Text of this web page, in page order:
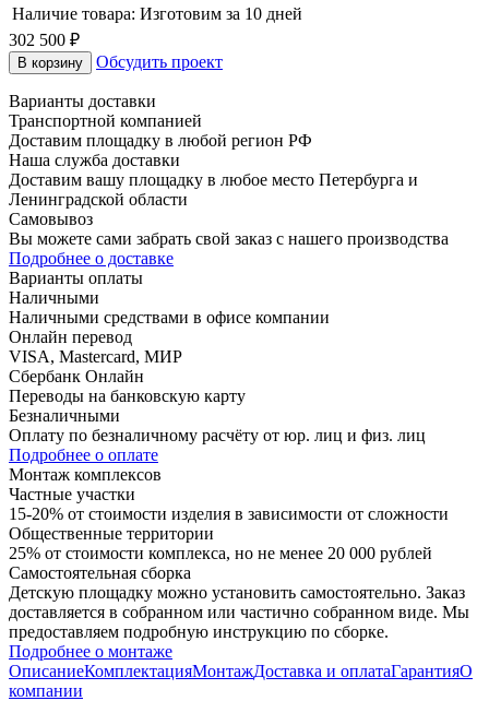
Наличие товара: Изготовим за 10 дней
302 500 ₽
В корзину Обсудить проект
Варианты доставки
Транспортной компанией
Доставим площадку в любой регион РФ
Наша служба доставки
Доставим вашу площадку в любое место Петербурга и
Ленинградской области
Самовывоз
Вы можете сами забрать свой заказ с нашего производства
Подробнее о доставке
Варианты оплаты
Наличными
Наличными средствами в офисе компании
Онлайн перевод
VISA, Mastercard, МИР
Сбербанк Онлайн
Переводы на банковскую карту
Безналичными
Оплату по безналичному расчёту от юр. лиц и физ. лиц
Подробнее о оплате
Монтаж комплексов
Частные участки
15-20% от стоимости изделия в зависимости от сложности
Общественные территории
25% от стоимости комплекса, но не менее 20 000 рублей
Самостоятельная сборка
Детскую площадку можно установить самостоятельно. Заказ
доставляется в собранном или частично собранном виде. Мы
предоставляем подробную инструкцию по сборке.
Подробнее о монтаже
ОписаниеКомплектацияМонтажДоставка и оплатаГарантияО
компании